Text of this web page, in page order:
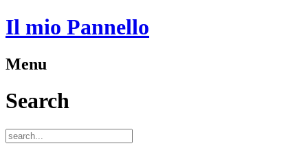
Il mio Pannello
Menu
Search